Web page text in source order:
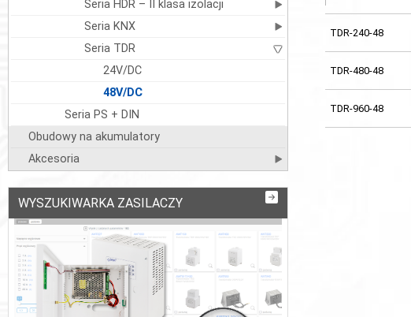
Seria HDR – II klasa izolacji
Seria KNX
Seria TDR
24V/DC
48V/DC
Seria PS + DIN
Obudowy na akumulatory
Akcesoria
WYSZUKIWARKA ZASILACZY
TDR-240-48
TDR-480-48
TDR-960-48